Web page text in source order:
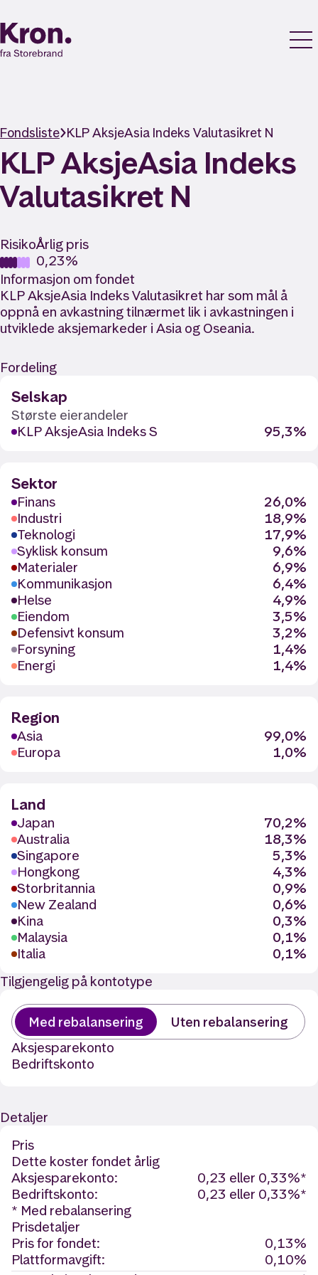
Fondsliste KLP AksjeAsia Indeks Valutasikret N
KLP AksjeAsia Indeks
Valutasikret N
RisikoÅrlig pris
0,23%
Informasjon om fondet
KLP AksjeAsia Indeks Valutasikret har som mål å
oppnå en avkastning tilnærmet lik i avkastningen i
utviklede aksjemarkeder i Asia og Oseania.
Fordeling
Selskap
Største eierandeler
KLP AksjeAsia Indeks S
95,3%
Sektor
Finans
26,0%
Industri
18,9%
Teknologi
17,9%
Syklisk konsum
9,6%
Materialer
6,9%
Kommunikasjon
6,4%
Helse
4,9%
Eiendom
3,5%
Defensivt konsum
3,2%
Forsyning
1,4%
Energi
1,4%
Region
Asia
99,0%
Europa
1,0%
Land
Japan
70,2%
Australia
18,3%
Singapore
5,3%
Hongkong
4,3%
Storbritannia
0,9%
New Zealand
0,6%
Kina
0,3%
Malaysia
0,1%
Italia
0,1%
Tilgjengelig på kontotype
Med rebalansering
Uten rebalansering
Aksjesparekonto
Bedriftskonto
Detaljer
Pris
Dette koster fondet årlig
Aksjesparekonto:
0,23 eller 0,33%*
Bedriftskonto:
0,23 eller 0,33%*
* Med rebalansering
Prisdetaljer
Pris for fondet:
0,13%
Plattformavgift:
0,10%